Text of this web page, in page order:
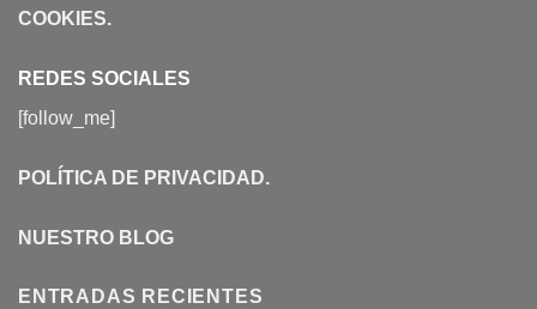
COOKIES.
REDES SOCIALES
[follow_me]
POLÍTICA DE PRIVACIDAD.
NUESTRO BLOG
ENTRADAS RECIENTES